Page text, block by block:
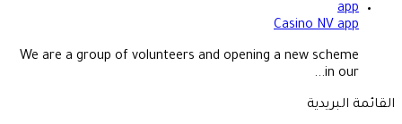
Casino NV app
We are a group of volunteers and opening a new scheme
in our...
القائمة البريدية